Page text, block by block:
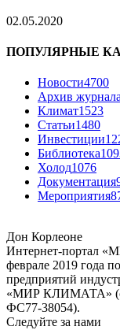
02.05.2020
ПОПУЛЯРНЫЕ
Новости4700
Архив журнала
Климат1523
Статьи1480
Инвестиции
Библиотека
Холод1076
Документация
Мероприятия
Дон Корлеоне
Интернет-портал
феврале 2019 года
предприятий
«МИР КЛИМАТА»
ФС77-38054).
Следуйте за нами